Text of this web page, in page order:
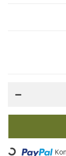
Loading...